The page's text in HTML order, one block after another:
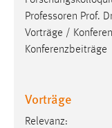
Professoren Prof.
Vorträge /
Konferenzbeiträge
Vorträge
Relevanz: